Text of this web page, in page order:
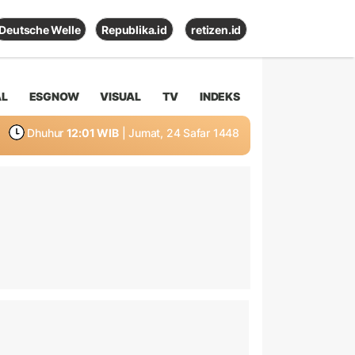
Deutsche Welle Republika.id retizen.id
ESGNOW VISUAL TV INDEKS
Dhuhur 12:01 WIB | Jumat, 24 Safar 1448